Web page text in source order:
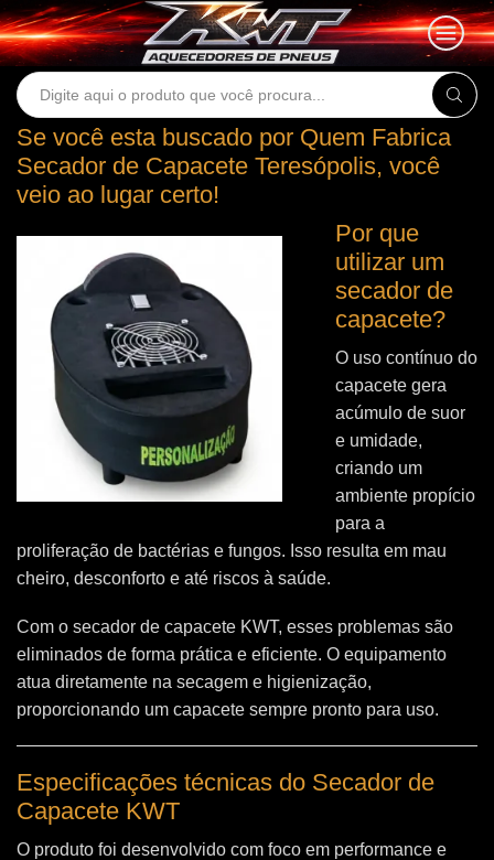
Search
Se você esta buscado por Quem Fabrica
Secador de Capacete Teresópolis, você
veio ao lugar certo!
Por que
utilizar um
secador de
capacete?
O uso contínuo do
capacete gera
acúmulo de suor
e umidade,
criando um
ambiente propício
para a
proliferação de bactérias e fungos. Isso resulta em mau
cheiro, desconforto e até riscos à saúde.
Com o secador de capacete KWT, esses problemas são
eliminados de forma prática e eficiente. O equipamento
atua diretamente na secagem e higienização,
proporcionando um capacete sempre pronto para uso.
Especificações técnicas do Secador de
Capacete KWT
O produto foi desenvolvido com foco em performance e